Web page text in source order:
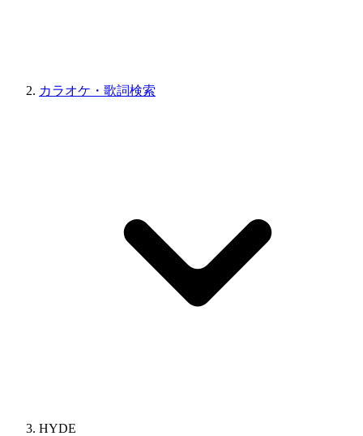
カラオケ・歌詞検索
HYDE